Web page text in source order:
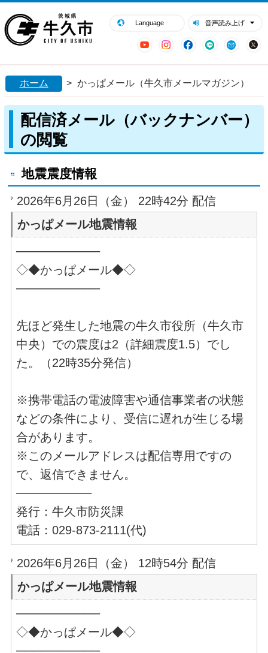
Language 音声読み上げ
YouTubeInstagram
Facebook
LINE Mail
閉じる
ホーム > かっぱメール（牛久市メールマガジン）
配信済メール（バックナンバー）
の閲覧
地震震度情報
2026年6月26日（金） 22時42分 配信
かっぱメール地震情報
──────────
◇◆かっぱメール◆◇
──────────
先ほど発生した地震の牛久市役所（牛久市
中央）での震度は2（詳細震度1.5）でし
た。（22時35分発信）
※携帯電話の電波障害や通信事業者の状態
などの条件により、受信に遅れが生じる場
合があります。
※このメールアドレスは配信専用ですの
で、返信できません。
─────────
発行：牛久市防災課
電話：029-873-2111(代)
2026年6月26日（金） 12時54分 配信
かっぱメール地震情報
──────────
◇◆かっぱメール◆◇
──────────